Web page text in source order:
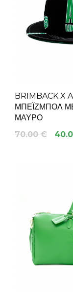
BRIMBACK X
ΜΠΈΙΖΜΠΟΛ
ΜΑΎΡΟ
70.00 €